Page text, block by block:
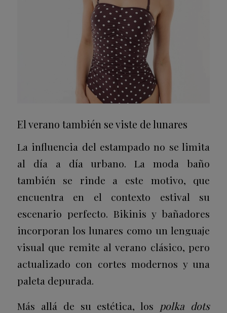
El verano también se viste de lunares
La influencia del estampado no se limita
al día a día urbano. La moda baño
también se rinde a este motivo, que
encuentra en el contexto estival su
escenario perfecto. Bikinis y bañadores
incorporan los lunares como un lenguaje
visual que remite al verano clásico, pero
actualizado con cortes modernos y una
paleta depurada.
Más allá de su estética, los polka dots